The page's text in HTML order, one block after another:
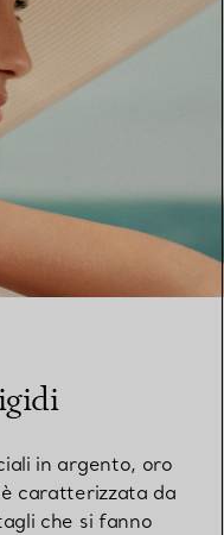
in argento, oro
caratterizzata da
che si fanno